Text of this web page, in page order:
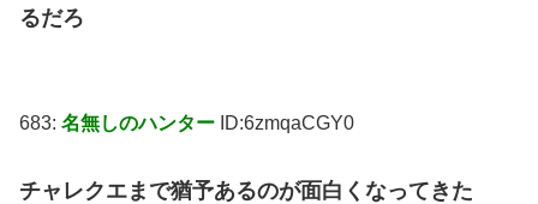
るだろ
683: 名無しのハンター ID:6zmqaCGY0
チャレクエまで猶予あるのが面白くなってきた